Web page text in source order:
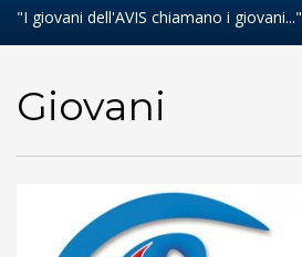
"I giovani dell'AVIS chiamano i giovani..."
Giovani